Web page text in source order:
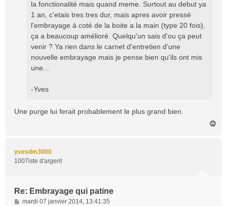
la fonctionalité mais quand meme. Surtout au debut ya
1 an, c'etais tres tres dur, mais apres avoir pressé
l'embrayage à coté de la boite a la main (type 20 fois),
ça a beaucoup amélioré. Quelqu'un sais d'ou ça peut
venir ? Ya rien dans le carnet d'entretien d'une
nouvelle embrayage mais je pense bien qu'ils ont mis
une...
-Yves
Une purge lui ferait probablement le plus grand bien.
yvesdm3000
1007iste d'argent
Re: Embrayage qui patine
M
mardi 07 janvier 2014, 13:41:35